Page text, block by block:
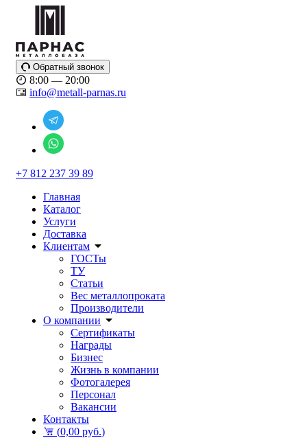
Обратный звонок
8:00 — 20:00
info@metall-parnas.ru
+7 812 237 39 89
Главная
Каталог
Услуги
Доставка
Клиентам
ГОСТы
ТУ
Статьи
Вес металлопроката
Производители
О компании
Сертификаты
Награды
Бизнес
Жизнь в компании
Фотогалерея
Персонал
Вакансии
Контакты
(0,00 руб.)